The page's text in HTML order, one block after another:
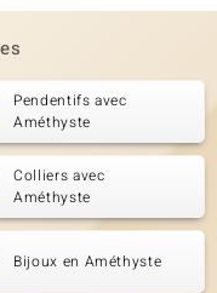
Pendentifs avec
Améthyste
Colliers avec
Améthyste
Bijoux en Améthyste